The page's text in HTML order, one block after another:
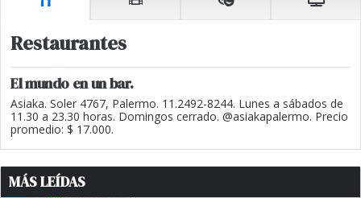
Restaurantes
El mundo en un bar.
Asiaka. Soler 4767, Palermo. 11.2492-8244. Lunes a sábados de
11.30 a 23.30 horas. Domingos cerrado. @asiakapalermo. Precio
promedio: $ 17.000.
MÁS LEÍDAS